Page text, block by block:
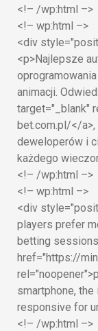
<!– /wp:html –>
<!– wp:html –>
<div
<p>Najlepsze
animacji.
target="_blank"
bet.com.pl/</
deweloperów i
każdego
<!– /wp:html –>
<!– wp:html –>
<div
players prefer
betting
href="https://
smartphone,
responsive for
<!– /wp:html –>